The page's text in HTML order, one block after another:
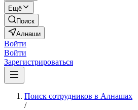
Ещё
Поиск
Алнаши
Войти
Войти
Зарегистрироваться
Поиск сотрудников в Алнашах
/